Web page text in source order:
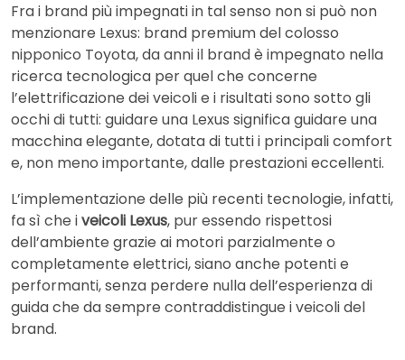
Fra i brand più impegnati in tal senso non si può non
menzionare Lexus: brand premium del colosso
nipponico Toyota, da anni il brand è impegnato nella
ricerca tecnologica per quel che concerne
l’elettrificazione dei veicoli e i risultati sono sotto gli
occhi di tutti: guidare una Lexus significa guidare una
macchina elegante, dotata di tutti i principali comfort
e, non meno importante, dalle prestazioni eccellenti.
L’implementazione delle più recenti tecnologie, infatti,
fa sì che iveicoli Lexus, pur essendo rispettosi
dell’ambiente grazie ai motori parzialmente o
completamente elettrici, siano anche potenti e
performanti, senza perdere nulla dell’esperienza di
guida che da sempre contraddistingue i veicoli del
brand.